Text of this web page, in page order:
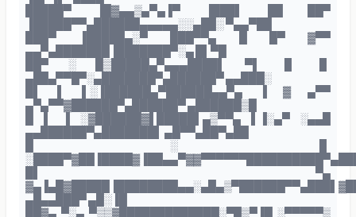
█████▀ ▐█▓▄▄▒▄▀▄▐▀ ▐███▌ ██ ██▀
▐█████▀▀▄██████▄▄▄▄▄░░▄██░ ▀▄▄▀██
███▀ ▐█████▄░▀ ███▀▀▄ █ █▀ ▓▀▀
▄▄▀▄███████▐███████▀░▄ █▌▀█
██▀ ░ █▒█████▄▀▄▄▄████▌ ▀▌ ▐▌ ▐▌
▄██▄▀▀█▀░▄███████▀▄██████▀ ▄▄███░
█▌ ▌ ▌░▐██████▄▀██████▄▄▀▄ ▐ ▓ ▄▀▀
▄▀▄▀▀▓██████▀▄██████▀ ▄██████▒█
█ ▌ ▐ ░▓██████▓▌█████▌▄▒▀▀▄ ▌▐░▄▀ ░▄▄█
▄▄██████▀▄███████▌ ▄█▀▀▄██▀▄██
█ ░ ▐▌
█▌ ▀▄
▄█▄▄███▀ ▄█░▐█
██▓▄ ▀░▄ ▀▒▒▓█████████████░▀█▒▀▐█ ░▀▀▀▀▀▒